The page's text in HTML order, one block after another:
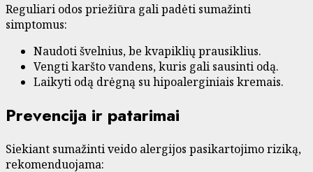
Reguliari odos priežiūra gali padėti sumažinti
simptomus:
Naudoti švelnius, be kvapiklių prausiklius.
Vengti karšto vandens, kuris gali sausinti odą.
Laikyti odą drėgną su hipoalerginiais kremais.
Prevencija ir patarimai
Siekiant sumažinti veido alergijos pasikartojimo riziką,
rekomenduojama: